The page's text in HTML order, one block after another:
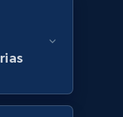
by
price, Final